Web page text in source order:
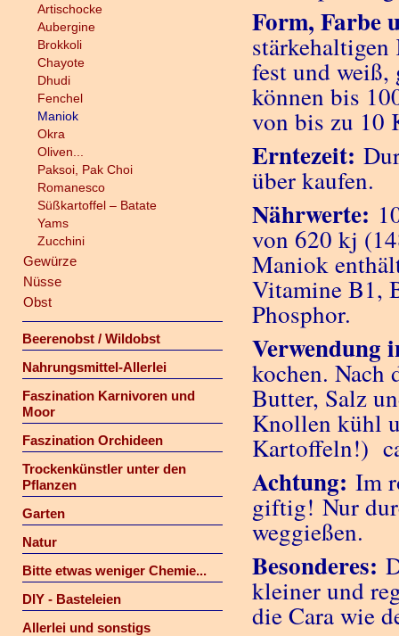
Artischocke
Aubergine
Brokkoli
Chayote
Dhudi
Fenchel
Maniok
Okra
Oliven...
Paksoi, Pak Choi
Romanesco
Süßkartoffel – Batate
Yams
Zucchini
Gewürze
Nüsse
Obst
Beerenobst / Wildobst
Nahrungsmittel-Allerlei
Faszination Karnivoren und
Moor
Faszination Orchideen
Trockenkünstler unter den
Pflanzen
Garten
Natur
Bitte etwas weniger Chemie...
DIY - Basteleien
Allerlei und sonstigs
Form, Farbe
fest und
können bis
von bis zu 10
Erntezeit:
über kaufen.
Nährwerte:
von 620 kj
Maniok
Vitamine B1,
Phosphor.
Verwendung
kochen. Nach
Butter, Salz
Knollen kühl
Kartoffeln!)
Achtung:Im
giftig! Nur
weggießen.
Besonderes:
kleiner und
die Cara wie